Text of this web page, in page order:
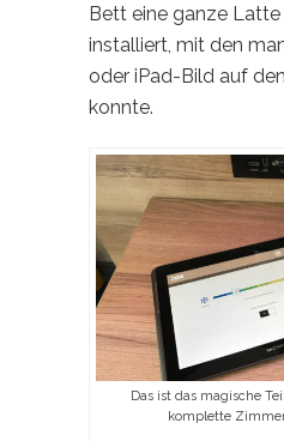
Bett eine ganze Latte
installiert, mit den
oder iPad-Bild auf
konnte.
Das ist das magische
komplette